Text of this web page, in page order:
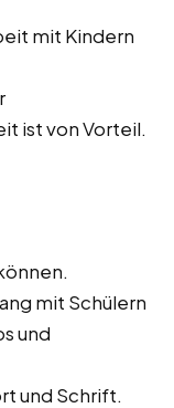
mit Kindern
ist von Vorteil.
mit Schülern
und
und Schrift.